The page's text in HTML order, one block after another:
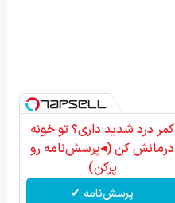
کمر درد شدید داری؟ تو خونه
درمانش کن (◂پرسش‌نامه رو
پرکن)
پرسش‌نامه ✔